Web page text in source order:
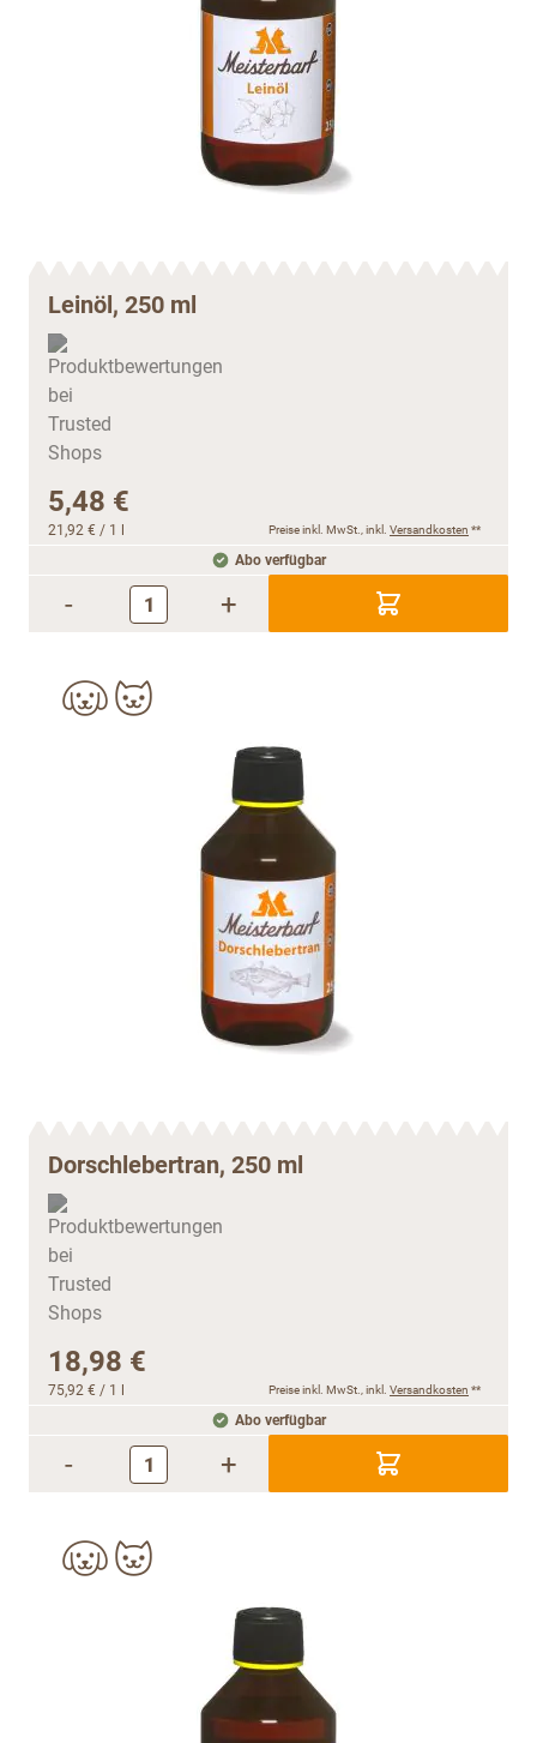
Leinöl, 250 ml
5,48 €
21,92 € / 1 l Preise inkl. MwSt., inkl. Versandkosten **
Abo verfügbar
- +
Dorschlebertran, 250 ml
18,98 €
75,92 € / 1 l Preise inkl. MwSt., inkl. Versandkosten **
Abo verfügbar
- +